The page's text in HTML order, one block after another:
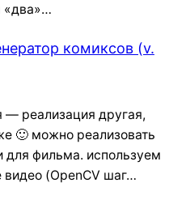
«два»…
комиксов (v.
— реализация другая,
🙂 можно реализовать
для фильма. используем
видео (OpenCV шаг…